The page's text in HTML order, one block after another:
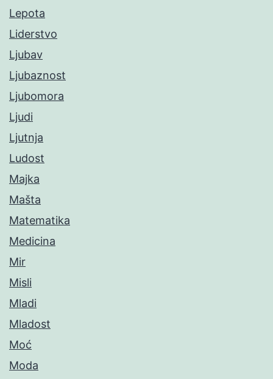
Lepota
Liderstvo
Ljubav
Ljubaznost
Ljubomora
Ljudi
Ljutnja
Ludost
Majka
Mašta
Matematika
Medicina
Mir
Misli
Mladi
Mladost
Moć
Moda